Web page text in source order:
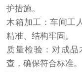
护措施。
木箱加工：车间工
精准、结构牢固。
质量检验：对成
查，确保符合标准。